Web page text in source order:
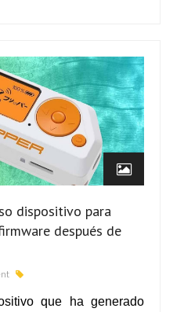
dispositivo para
después de
que ha generado